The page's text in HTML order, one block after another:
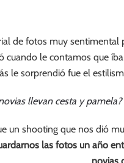
de fotos muy sentimental
cuando le contamos que
le sorprendió fue el
llevan cesta y
un shooting que nos dió
las fotos un año